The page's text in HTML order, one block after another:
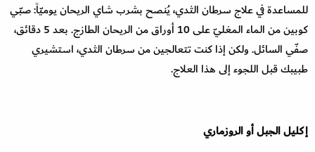
للمساعدة في علاج سرطان الثدي، يُنصح بشرب شاي الريحان يوميّاً: صبّي
كوبين من الماء المغليّ على 10 أوراق من الريحان الطازج. بعد 5 دقائق،
صفّي السائل. ولكن إذا كنت تتعالجين من سرطان الثدي، استشيري
طبيبك قبل اللجوء إلى هذا العلاج.
إكليل الجبل أو الروزماري